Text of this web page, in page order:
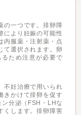
の一つです。排卵障
により妊娠の可能性
内服薬・注射薬・点
て選択されます。卵
ため注意が必要で
不妊治療で用いられ
きかけて排卵を促す
分泌（FSH・LHな
くします。排卵障害